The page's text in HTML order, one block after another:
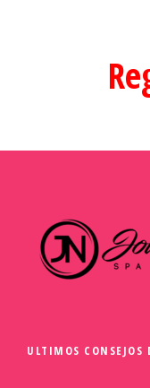
ULTIMOS CONSEJOS